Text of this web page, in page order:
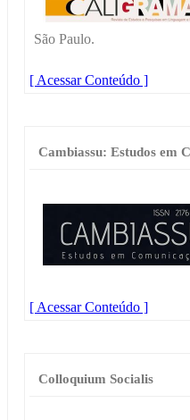
São Paulo.
[ Acessar Conteúdo ]
Cambiassu: Estudos em
[ Acessar Conteúdo ]
Colloquium Socialis